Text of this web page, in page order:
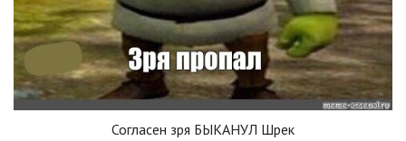
Согласен зря БЫКАНУЛ Шрек